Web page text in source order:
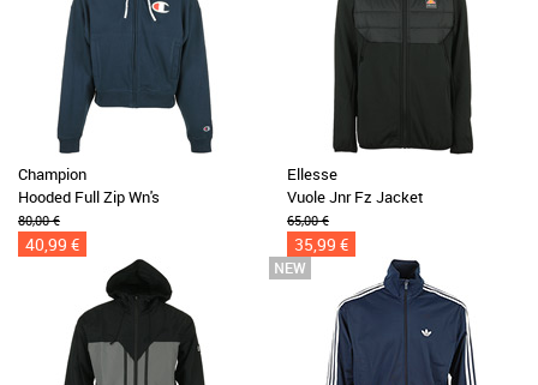
Champion
Hooded Full Zip Wn's
80,00 €
40,99 €
Ellesse
Vuole Jnr Fz Jacket
65,00 €
35,99 €